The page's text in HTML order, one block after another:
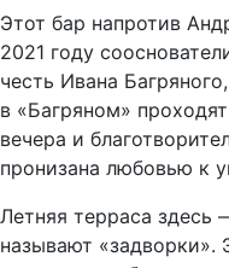
Этот бар напротив
2021 году
честь Ивана
в «Багряном»
вечера и
пронизана любовью к
Летняя терраса здесь
называют «задворки».